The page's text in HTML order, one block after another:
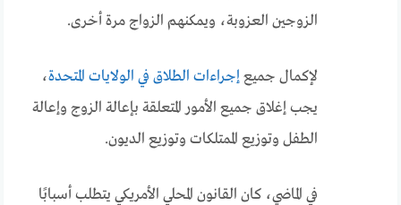
الزوجين العزوبة، ويمكنهم الزواج مرة أخرى.
لإكمال جميعإجراءات الطلاق في الولايات المتحدة،
يجب إغلاق جميع الأمور المتعلقة بإعالة الزوج وإعالة
الطفل وتوزيع الممتلكات وتوزيع الديون.
في الماضي، كان القانون المحلي الأمريكي يتطلب أسبابًا